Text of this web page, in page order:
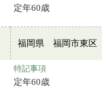
定年60歳
福岡県 福岡市東区
特記事項
定年60歳